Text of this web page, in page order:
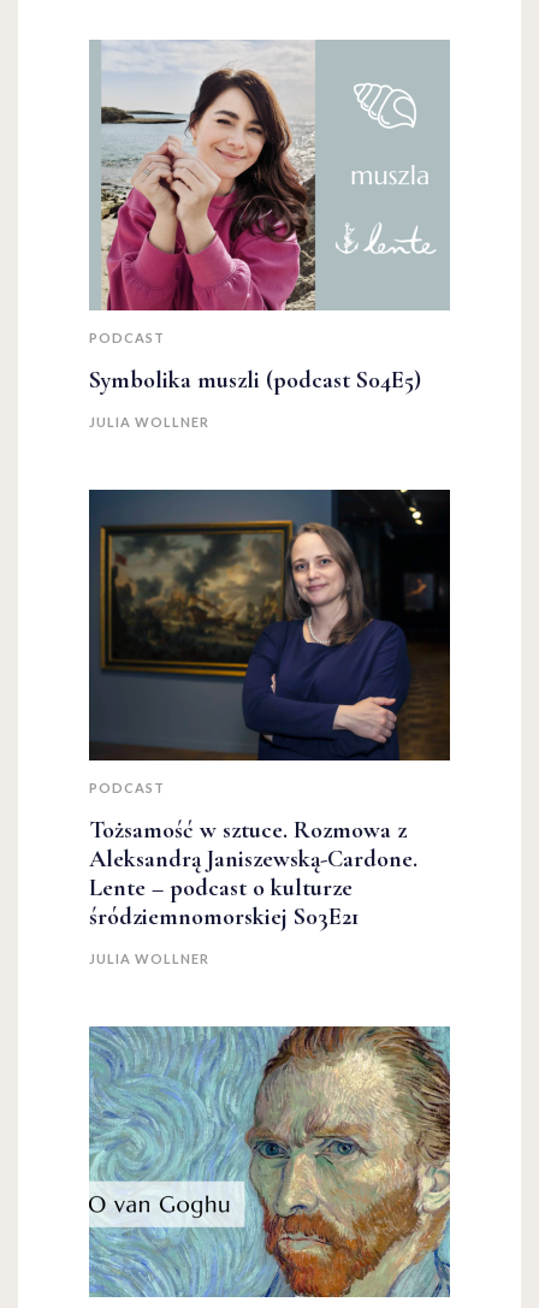
PODCAST
Symbolika muszli (podcast S04E5)
JULIA WOLLNER
PODCAST
Tożsamość w sztuce. Rozmowa z
Aleksandrą Janiszewską-Cardone.
Lente – podcast o kulturze
śródziemnomorskiej S03E21
JULIA WOLLNER